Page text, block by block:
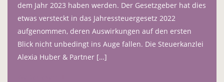
dem Jahr 2023 haben werden. Der Gesetzgeber hat dies
etwas versteckt in das Jahressteuergesetz 2022
aufgenommen, deren Auswirkungen auf den ersten
Blick nicht unbedingt ins Auge fallen. Die Steuerkanzlei
Alexia Huber & Partner […]